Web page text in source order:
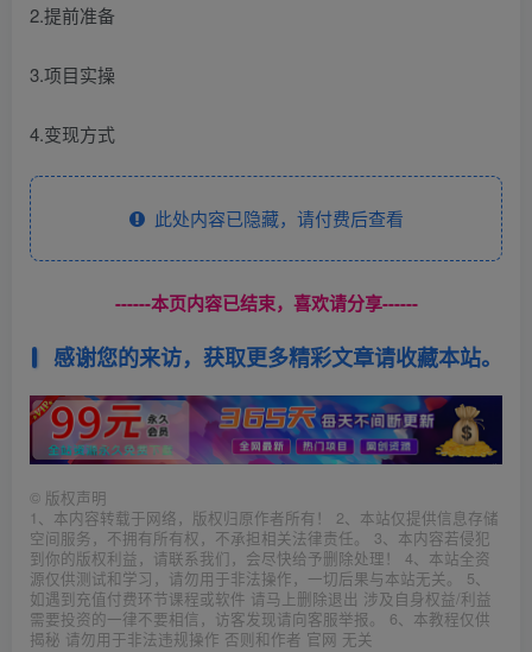
2.提前准备
3.项目实操
4.变现方式
此处内容已隐藏，请付费后查看
------本页内容已结束，喜欢请分享------
感谢您的来访，获取更多精彩文章请收藏本站。
© 版权声明
1、本内容转载于网络，版权归原作者所有！ 2、本站仅提供信息存储
空间服务，不拥有所有权，不承担相关法律责任。 3、本内容若侵犯
到你的版权利益，请联系我们，会尽快给予删除处理！ 4、本站全资
源仅供测试和学习，请勿用于非法操作，一切后果与本站无关。 5、
如遇到充值付费环节课程或软件 请马上删除退出 涉及自身权益/利益
需要投资的一律不要相信，访客发现请向客服举报。 6、本教程仅供
揭秘 请勿用于非法违规操作 否则和作者 官网 无关